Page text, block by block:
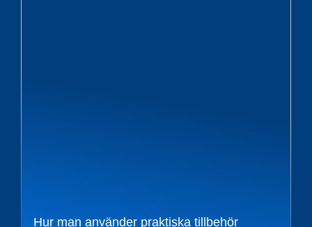
Hur man använder praktiska tillbehör